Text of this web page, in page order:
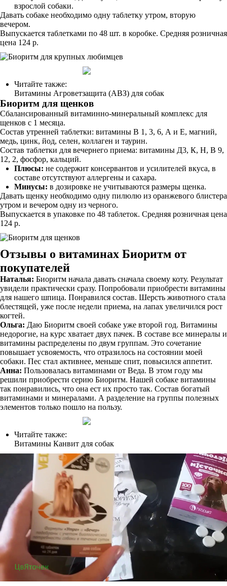
взрослой собаки.
Давать собаке необходимо одну таблетку утром, вторую
вечером.
Выпускается таблетками по 48 шт. в коробке. Средняя розничная
цена 124 р.
Читайте также:
Витамины Агроветзащита (АВЗ) для собак
Биоритм для щенков
Сбалансированный витаминно-минеральный комплекс для
щенков с 1 месяца.
Состав утренней таблетки: витамины В 1, 3, 6, А и Е, магний,
медь, цинк, йод, селен, коллаген и таурин.
Состав таблетки для вечернего приема: витамины Д3, К, Н, В 9,
12, 2, фосфор, кальций.
Плюсы: не содержит консервантов и усилителей вкуса, в
составе отсутствуют аллергены и сахара.
Минусы: в дозировке не учитываются размеры щенка.
Давать щенку необходимо одну пилюлю из оранжевого блистера
утром и вечером одну из черного.
Выпускается в упаковке по 48 таблеток. Средняя розничная цена
124 р.
Отзывы о витаминах Биоритм от
покупателей
Наталья: Биоритм начала давать сначала своему коту. Результат
увидели практически сразу. Попробовали приобрести витамины
для нашего шпица. Понравился состав. Шерсть животного стала
блестящей, уже после недели приема, на лапах увеличился рост
когтей.
Ольга: Даю Биоритм своей собаке уже второй год. Витамины
недорогие, на курс хватает двух пачек. В составе все минералы и
витамины распределены по двум группам. Это сочетание
повышает усвояемость, что отразилось на состоянии моей
собаки. Пес стал активнее, меньше спит, повысился аппетит.
Анна: Пользовалась витаминами от Веда. В этом году мы
решили приобрести серию Биоритм. Нашей собаке витамины
так понравились, что она ест их просто так. Состав богатый
витаминами и минералами. А разделение на группы полезных
элементов только пошло на пользу.
Читайте также:
Витамины Канвит для собак